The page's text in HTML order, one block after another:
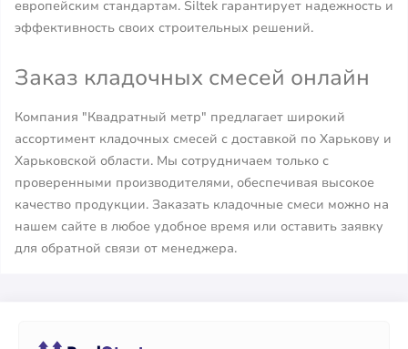
европейским стандартам. Siltek гарантирует надежность и
эффективность своих строительных решений.
Заказ кладочных смесей онлайн
Компания "Квадратный метр" предлагает широкий
ассортимент кладочных смесей с доставкой по Харькову и
Харьковской области. Мы сотрудничаем только с
проверенными производителями, обеспечивая высокое
качество продукции. Заказать кладочные смеси можно на
нашем сайте в любое удобное время или оставить заявку
для обратной связи от менеджера.